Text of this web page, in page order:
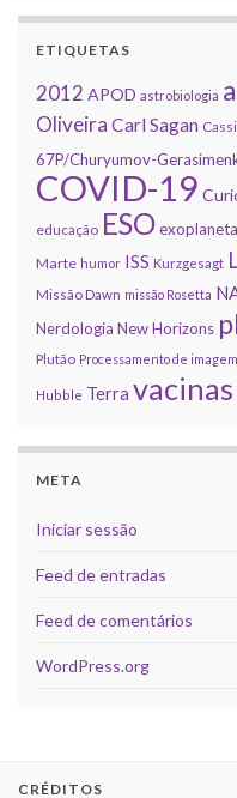
ETIQUETAS
2012 APOD astrobiologia
Oliveira Carl Sagan
67P/Churyumov-
COVID-19
educação ESO
Marte humor ISS Kurzgesagt
Missão Dawn missão Rosetta
Nerdologia New Horizons
Plutão Processamento de imagem
Hubble Terra vacinas
META
Iniciar sessão
Feed de entradas
Feed de comentários
WordPress.org
CRÉDITOS